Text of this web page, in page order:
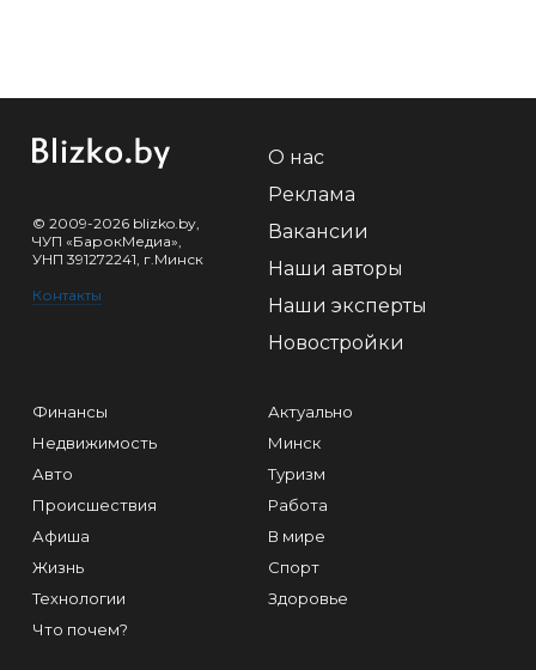
© 2009-2026 blizko.by,
ЧУП «БарокМедиа»,
УНП 391272241, г.Минск
Контакты
О нас
Реклама
Вакансии
Наши авторы
Наши эксперты
Новостройки
Финансы
Недвижимость
Авто
Происшествия
Афиша
Жизнь
Технологии
Что почем?
Актуально
Минск
Туризм
Работа
В мире
Спорт
Здоровье